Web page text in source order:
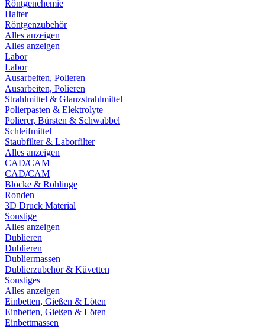
Röntgenchemie
Halter
Röntgenzubehör
Alles anzeigen
Alles anzeigen
Labor
Labor
Ausarbeiten, Polieren
Ausarbeiten, Polieren
Strahlmittel & Glanzstrahlmittel
Polierpasten & Elektrolyte
Polierer, Bürsten & Schwabbel
Schleifmittel
Staubfilter & Laborfilter
Alles anzeigen
CAD/CAM
CAD/CAM
Blöcke & Rohlinge
Ronden
3D Druck Material
Sonstige
Alles anzeigen
Dublieren
Dublieren
Dubliermassen
Dublierzubehör & Küvetten
Sonstiges
Alles anzeigen
Einbetten, Gießen & Löten
Einbetten, Gießen & Löten
Einbettmassen